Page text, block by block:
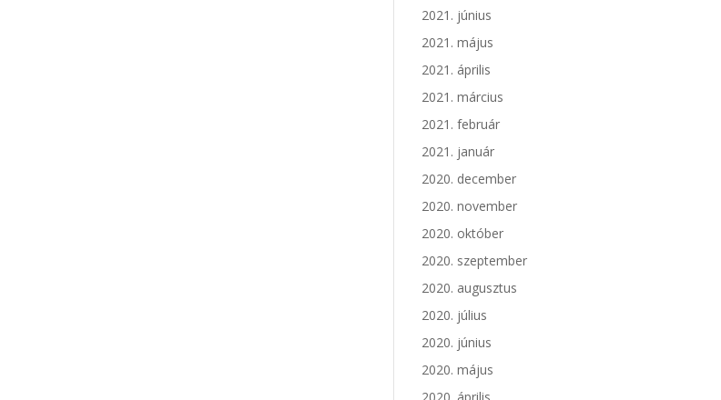
2021. június
2021. május
2021. április
2021. március
2021. február
2021. január
2020. december
2020. november
2020. október
2020. szeptember
2020. augusztus
2020. július
2020. június
2020. május